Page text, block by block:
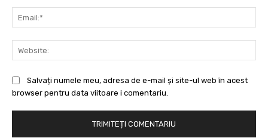
Salvați numele meu, adresa de e-mail și site-ul web în acest
browser pentru data viitoare i comentariu.